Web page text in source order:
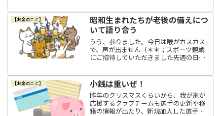
ちに第１期～第４期までの１年分をまと
めて納めているんですけど、...
【お金のこと】
昭和生まれたちが老後の備えにつ
いて語り合う
うう、参りました。今日は喉がカスカス
で、声が出ません（＊＊；スポーツ観戦
にご招待していただきました先週の日曜
ところで、昨日は前々からご招待してい
ただいて予定が決まっていた...
【お金のこと】 小銭は重いぜ！
昨年のクリスマスくらいから、我が家が
応援するクラブチームも選手の更新や移
籍の情報が出たり、新規加入した選手の